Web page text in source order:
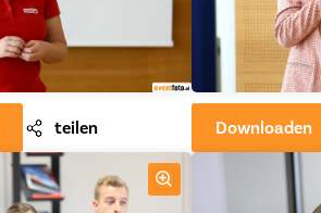
teilen Downloaden